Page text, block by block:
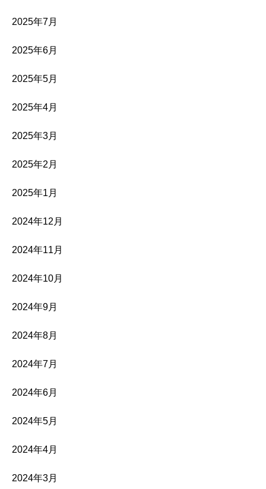
2025年7月
2025年6月
2025年5月
2025年4月
2025年3月
2025年2月
2025年1月
2024年12月
2024年11月
2024年10月
2024年9月
2024年8月
2024年7月
2024年6月
2024年5月
2024年4月
2024年3月